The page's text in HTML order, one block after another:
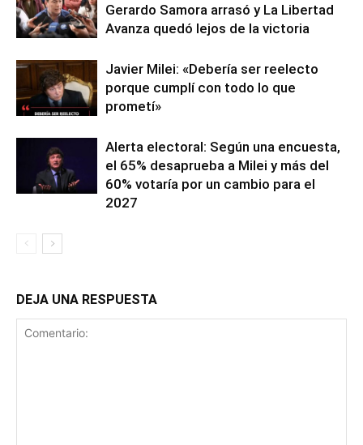
Gerardo Samora arrasó y La Libertad
Avanza quedó lejos de la victoria
Javier Milei: «Debería ser reelecto
porque cumplí con todo lo que
prometí»
Alerta electoral: Según una encuesta,
el 65% desaprueba a Milei y más del
60% votaría por un cambio para el
2027
DEJA UNA RESPUESTA